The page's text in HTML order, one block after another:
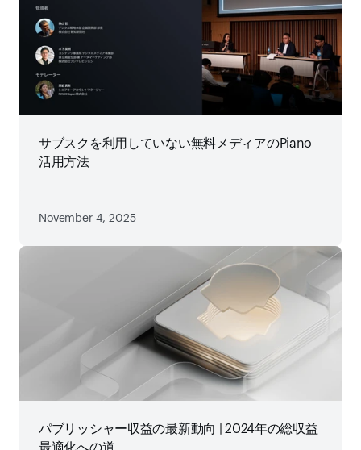
サブスクを利用していない無料メディアのPiano
活用方法
November 4, 2025
パブリッシャー収益の最新動向 | 2024年の総収益